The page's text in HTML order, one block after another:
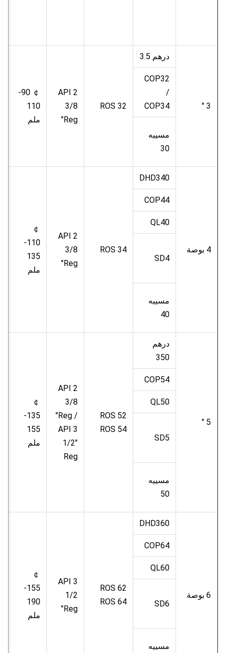
3 "
درهم 3.5
ROS 32
API 2
3/8
"Reg
￠ 90-
110
ملم
COP32
/
COP34
مسييه
30
4 بوصة
DHD340
ROS 34
API 2
3/8
"Reg
￠
110-
135
ملم
COP44
QL40
SD4
مسييه
40
5 "
درهم
350
ROS 52
ROS 54
API 2
3/8
"Reg /
API 3
1/2"
Reg
￠
135-
155
ملم
COP54
QL50
SD5
مسييه
50
6 بوصة
DHD360
ROS 62
ROS 64
API 3
1/2
"Reg
￠
155-
190
ملم
COP64
QL60
SD6
مسييه